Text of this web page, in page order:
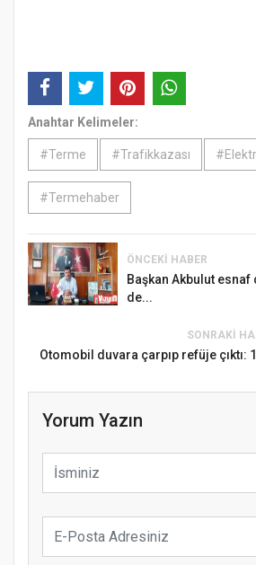
Anahtar Kelimeler:
#Terme #Trafikkazası
#Termehaber
ÖNCEKI HABER
Başkan Akbulut
de...
SONRAKI
Otomobil duvara çarpıp refüje çıktı:
Yorum Yazın